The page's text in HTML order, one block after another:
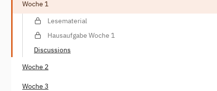
Woche 1
Lesematerial
Hausaufgabe Woche 1
Discussions
Woche 2
Woche 3